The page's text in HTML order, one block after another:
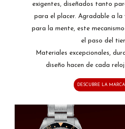
exigentes, diseñados tanto
para el placer. Agradable a
para la mente, este
el paso del
Materiales excepcionales,
diseño hacen de cada
DESCUBRE LA